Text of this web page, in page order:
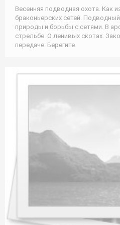
Весенняя подводная охота. Как
браконьерских сетей.
природы и борьбы с сетями. В
стрельбе. О ленивых скотах.
передаче: Берегите